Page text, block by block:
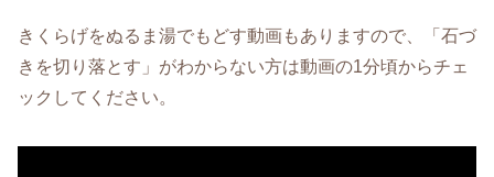
きくらげをぬるま湯でもどす動画もありますので、「石づ
きを切り落とす」がわからない方は動画の1分頃からチェ
ックしてください。